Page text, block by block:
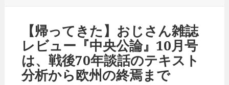
【帰ってきた】おじさん雑誌
レビュー『中央公論』10月号
は、戦後70年談話のテキスト
分析から欧州の終焉まで